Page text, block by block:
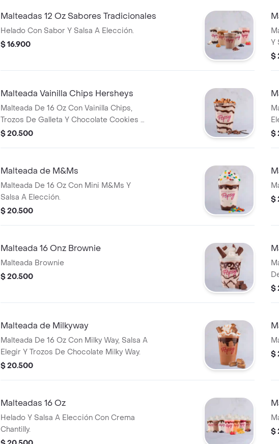
Malteadas 12 Oz Sabores Tradicionales
Helado Con Sabor Y Salsa A Elección.
$ 16.900
Y
$
Malteada Vainilla Chips Hersheys
Malteada De 16 Oz Con Vainilla Chips,
Trozos De Galleta Y Chocolate Cookies &
Cream.
$ 20.500 $
Malteada de M&Ms
Malteada De 16 Oz Con Mini M&Ms Y
Salsa A Elección.
$ 20.500
$
Malteada 16 Onz Brownie
Malteada Brownie
$ 20.500
$
Malteada de Milkyway
Malteada De 16 Oz Con Milky Way, Salsa A
Elegir Y Trozos De Chocolate Milky Way.
$ 20.500
$
Malteadas 16 Oz
Helado Y Salsa A Elección Con Crema
Chantilly.
$